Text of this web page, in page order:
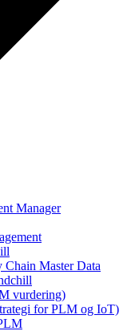
Manager
Master Data
vurdering)
for PLM og IoT)